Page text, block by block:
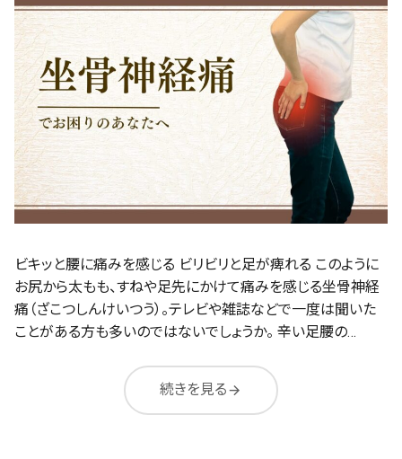
ビキッと腰に痛みを感じる ビリビリと足が痺れる このように
お尻から太もも、すねや足先にかけて痛みを感じる坐骨神経
痛（ざこつしんけいつう）。テレビや雑誌などで一度は聞いた
ことがある方も多いのではないでしょうか。 辛い足腰の…
続きを見るarrow_forward